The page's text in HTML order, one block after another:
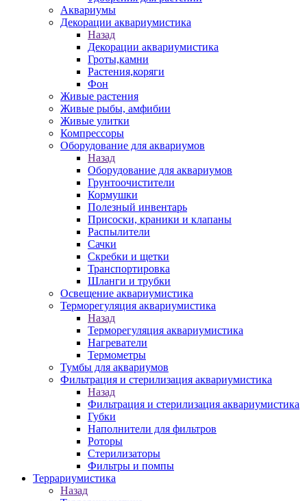
Аквариумы
Декорации аквариумистика
Назад
Декорации аквариумистика
Гроты,камни
Растения,коряги
Фон
Живые растения
Живые рыбы, амфибии
Живые улитки
Компрессоры
Оборудование для аквариумов
Назад
Оборудование для аквариумов
Грунтоочистители
Кормушки
Полезный инвентарь
Присоски, краники и клапаны
Распылители
Сачки
Скребки и щетки
Транспортировка
Шланги и трубки
Освещение аквариумистика
Терморегуляция аквариумистика
Назад
Терморегуляция аквариумистика
Нагреватели
Термометры
Тумбы для аквариумов
Фильтрация и стерилизация аквариумистика
Назад
Фильтрация и стерилизация аквариумистика
Губки
Наполнители для фильтров
Роторы
Стерилизаторы
Фильтры и помпы
Террариумистика
Назад